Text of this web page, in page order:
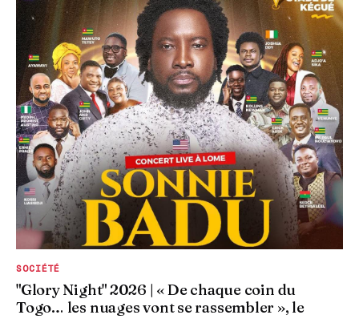
SOCIÉTÉ
"Glory Night" 2026 | « De chaque coin du
Togo… les nuages vont se rassembler », le